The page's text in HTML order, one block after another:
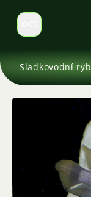
Select
Sladkovodní